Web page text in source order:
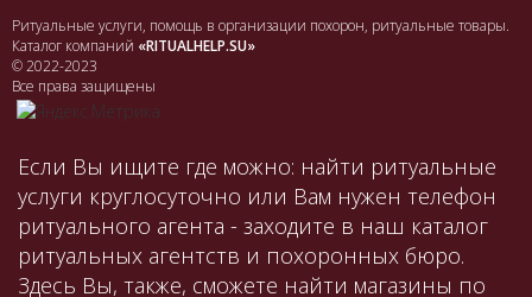
Ритуальные услуги, помощь в организации похорон, ритуальные товары.
Каталог компаний «RITUALHELP.SU»
© 2022-2023
Все права защищены
Если Вы ищите где можно: найти ритуальные
услуги круглосуточно или Вам нужен телефон
ритуального агента - заходите в наш каталог
ритуальных агентств и похоронных бюро.
Здесь Вы, также, сможете найти магазины по